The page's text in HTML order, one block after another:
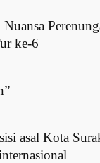
ke-6
asal Kota